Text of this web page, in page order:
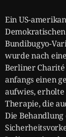
Ein US-
Bundibugyo-
wurde nach
Berliner
anfangs einen
aufwies,
Therapie, die
Die